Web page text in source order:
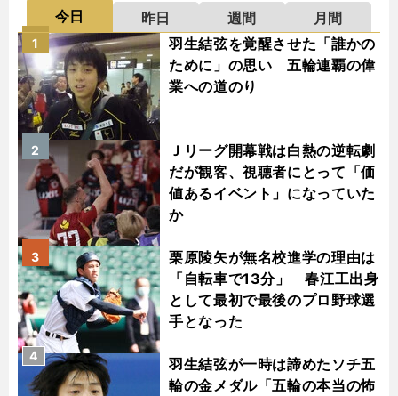
今日 昨日 週間
月間
羽生結弦を覚醒させた「誰かの
ために」の思い 五輪連覇の偉
業への道のり
1
Ｊリーグ開幕戦は白熱の逆転劇
だが観客、視聴者にとって「価
値あるイベント」になっていた
か
2
栗原陵矢が無名校進学の理由は
「自転車で13分」 春江工出身
として最初で最後のプロ野球選
手となった
3
羽生結弦が一時は諦めたソチ五
輪の金メダル「五輪の本当の怖
4